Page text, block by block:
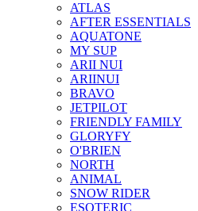
ATLAS
AFTER ESSENTIALS
AQUATONE
MY SUP
ARII NUI
ARIINUI
BRAVO
JETPILOT
FRIENDLY FAMILY
GLORYFY
O'BRIEN
NORTH
ANIMAL
SNOW RIDER
ESOTERIC